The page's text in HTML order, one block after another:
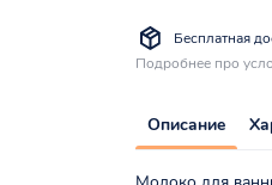
Бесплатная
Подробнее про
Описание